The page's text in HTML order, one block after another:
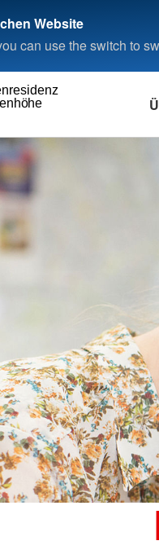
Website
can use the switch to